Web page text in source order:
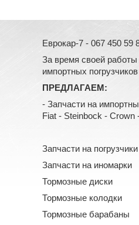
Еврокар-7 - 067 450 59
За время своей
импортных
ПРЕДЛАГАЕМ:
- Запчасти на
Fiat - Steinbock - Crown
Запчасти на погрузчики
Запчасти на иномарки
Тормозные диски
Тормозные колодки
Тормозные барабаны